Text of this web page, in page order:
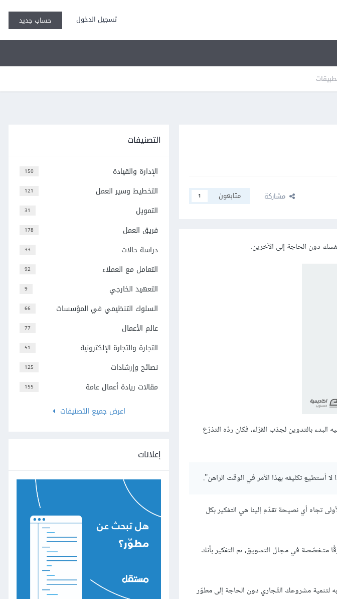
تسجيل الدخول حساب جديد
مشاركة متابعون 1
بالتدوين لجذب القرّاء، فكان ردّه التذرّع
أستطيع تكليفه بهذا الأمر في الوقت الراهن".
تجاه أي نصيحة تقدّم إلينا هي التفكير بكل
متخصّصة في مجال التسويق، ثم التفكير بأنك
لتنمية مشروعك التّجاري دون الحاجة إلى مطوّر
التصنيفات
150 الإدارة والقيادة
121 التخطيط وسير العمل
31 التمويل
178 فريق العمل
33 دراسة حالات
92 التعامل مع العملاء
9 التعهيد الخارجي
66 السلوك التنظيمي في المؤسسات
77 عالم الأعمال
51 التجارة والتجارة الإلكترونية
125 نصائح وإرشادات
155
مقالات ريادة أعمال عامة
اعرض جميع التصنيفات
إعلانات